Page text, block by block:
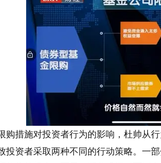
购措施对投资者行为的影响，杜帅从
投资者采取两种不同 的行动策略。一